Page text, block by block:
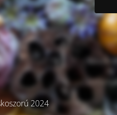
2024